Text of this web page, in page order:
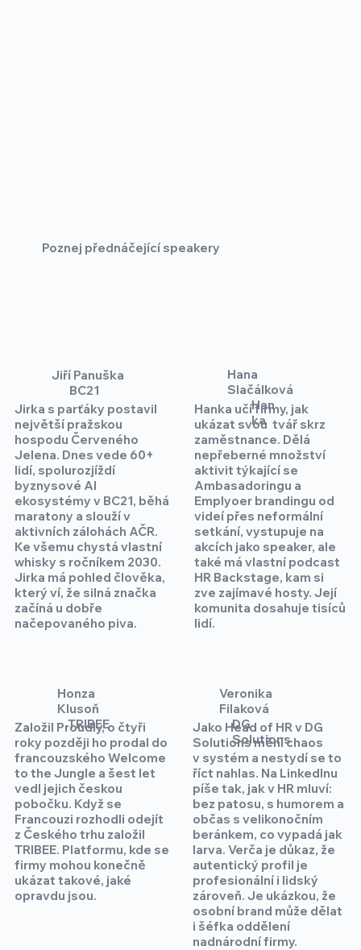
Poznej přednáčející speakery
Jiří Panuška
BC21
Jirka s parťáky postavil
největší pražskou
hospodu Červeného
Jelena. Dnes vede 60+
lidí, spolurozjíždí
byznysové AI
ekosystémy v BC21, běhá
maratony a slouží v
aktivních zálohách AČR.
Ke všemu chystá vlastní
whisky s ročníkem 2030.
Jirka má pohled člověka,
který ví, že silná značka
začíná u dobře
načepovaného piva.
Veronika
Filaková
DG
Solutions
Jako Head of HR v DG
Solutions mění chaos
v systém a nestydí se to
říct nahlas. Na LinkedInu
píše tak, jak v HR mluví:
bez patosu, s humorem a
občas s velikonočním
beránkem, co vypadá jak
larva. Verča je důkaz, že
autentický profil je
profesionální i lidský
zároveň. Je ukázkou, že
osobní brand může dělat
i šéfka oddělení
nadnárodní firmy.
Hana
Slačálková
Han
ka
Hanka učí firmy, jak
ukázat svou tvář skrz
zaměstnance. Dělá
nepřeberné množství
aktivit týkající se
Ambasadoringu a
Emplyoer brandingu od
videí přes neformální
setkání, vystupuje na
akcích jako speaker, ale
také má vlastní podcast
HR Backstage, kam si
zve zajímavé hosty. Její
komunita dosahuje tisíců
lidí.
Honza
Klusoň
TRIBEE
Založil Proudly, o čtyři
roky později ho prodal do
francouzského Welcome
to the Jungle a šest let
vedl jejich českou
pobočku. Když se
Francouzi rozhodli odejít
z Českého trhu založil
TRIBEE. Platformu, kde se
firmy mohou konečně
ukázat takové, jaké
opravdu jsou.